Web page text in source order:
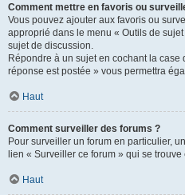
Comment mettre en favoris ou
Vous pouvez ajouter aux favoris ou
approprié dans le menu « Outils de
sujet de discussion.
Répondre à un sujet en cochant la case
réponse est postée » vous permettra
Haut
Comment surveiller des forums ?
Pour surveiller un forum en particulier,
lien « Surveiller ce forum » qui se
Haut